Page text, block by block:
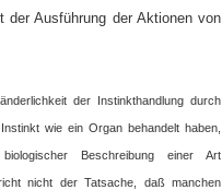
der Ausführung der Aktionen von
der Instinkthandlung durch
wie ein Organ behandelt haben,
Beschreibung einer Art
nicht der Tatsache, daß manchen